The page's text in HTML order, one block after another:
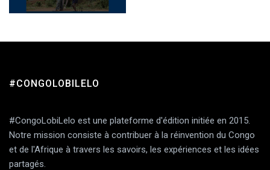
#CONGOLOBILELO
#CongoLobiLelo est une plateforme d'édition initiée en 2015.
Notre mission consiste à contribuer à la réinvention du Congo
et de l'Afrique à travers les savoirs, les expériences et les idées
partagés.